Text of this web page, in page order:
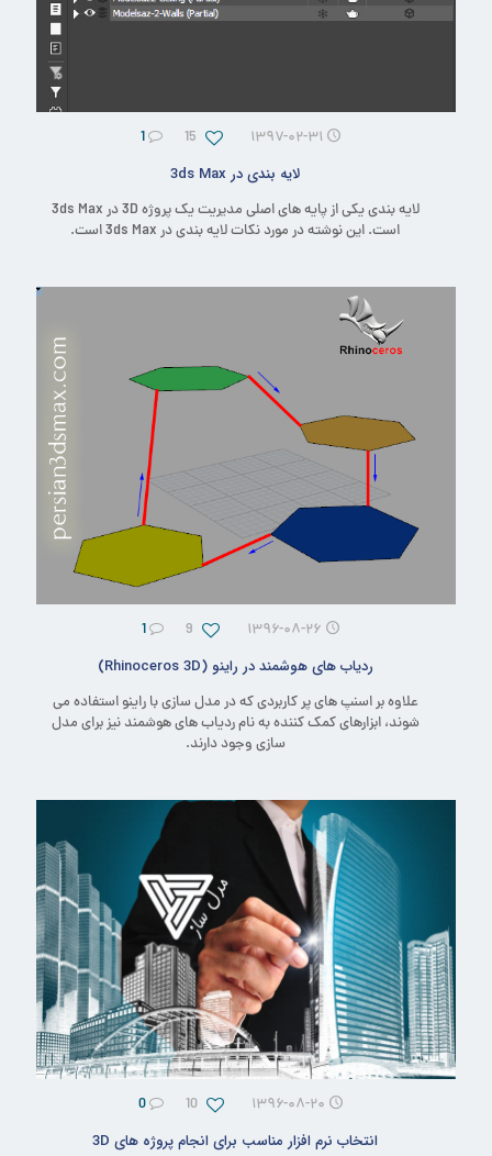
۱۳۹۷-۰۲-۳۱ 15
1
لایه بندی در 3ds Max
لایه بندی یکی از پایه های اصلی مدیریت یک پروژه 3D در 3ds Max
است. این نوشته در مورد نکات لایه بندی در 3ds Max است.
۱۳۹۶-۰۸-۲۶ 9
1
ردیاب های هوشمند در راینو (Rhinoceros 3D)
علاوه بر اسنپ های پر کاربردی که در مدل سازی با راینو استفاده می
شوند، ابزارهای کمک کننده به نام ردیاب های هوشمند نیز برای مدل
سازی وجود دارند.
۱۳۹۶-۰۸-۲۰ 10
0
انتخاب نرم افزار مناسب برای انجام پروژه های 3D